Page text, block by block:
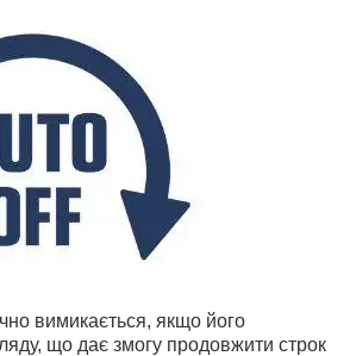
вимикається, якщо його
що дає змогу продовжити строк